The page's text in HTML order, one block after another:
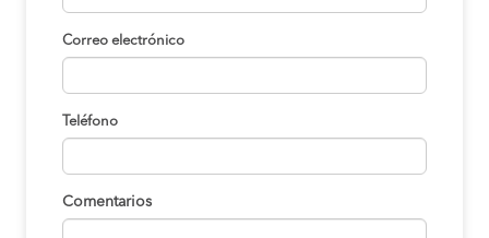
Correo electrónico
Teléfono
Comentarios